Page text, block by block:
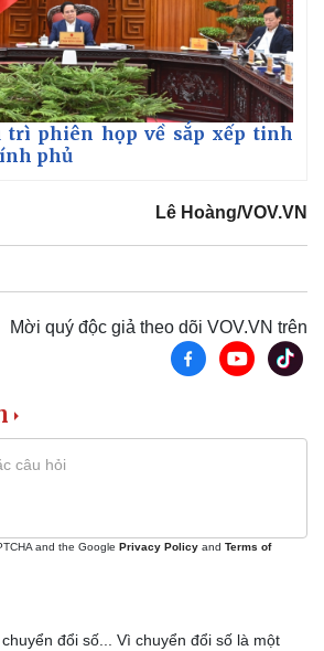
Ô tô
Tư vấn
trì phiên họp về sắp xếp tinh
phủ
Lê Hoàng/VOV.VN
Mời quý độc giả theo dõi VOV.VN trên
and the Google Privacy Policy and Terms of
đổi số... Vì chuyển đổi số là một